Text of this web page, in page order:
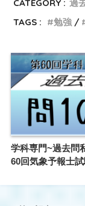
CATEGORY : 過
TAGS :
勉強
学科専門~過去問
60回気象予報士